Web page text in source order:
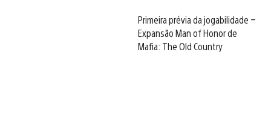
Primeira prévia da jogabilidade –
Expansão Man of Honor de
Mafia: The Old Country